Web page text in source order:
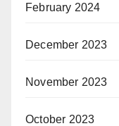
February 2024
December 2023
November 2023
October 2023